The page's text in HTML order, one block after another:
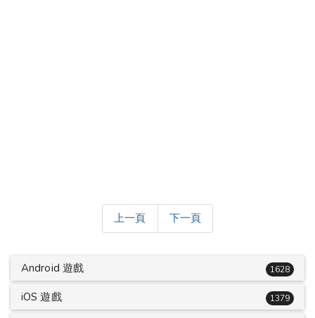
上一頁 下一頁
Android 遊戲 1628
iOS 遊戲 1379